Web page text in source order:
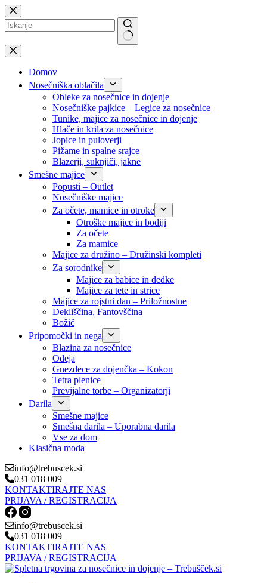
Skip
to
content
No
results
Domov
Nosečniška oblačila
Obleke za nosečnice in dojenje
Nosečniške pajkice – Legice za nosečnice
Tunike, majice za nosečnice in dojenje
Hlače in krila za nosečnice
Jopice in puloverji
Pižame in spalne srajce
Blazerji, suknjiči, jakne
Smešne majice
Popusti – Outlet
Nosečniške majice
Za očete, mamice in otroke
Otroške majice in bodiji
Za očete
Za mamice
Majice za družino – Družinski kompleti
Za sorodnike
Majice za babice in dedke
Majice za tete in strice
Majice za rojstni dan – Priložnostne
Dekliščina, Fantovščina
Božič
Pripomočki in nega
Blazina za nosečnice
Odeja
Gnezdece za dojenčka – Kokon
Tetra plenice
Previjalne torbe – Organizatorji
Darila
Smešne majice
Smešna darila – Uporabna darila
Vse za dom
Klasična moda
info@trebuscek.si
031 018 009
KONTAKTIRAJTE NAS
PRIJAVA / REGISTRACIJA
info@trebuscek.si
031 018 009
KONTAKTIRAJTE NAS
PRIJAVA / REGISTRACIJA